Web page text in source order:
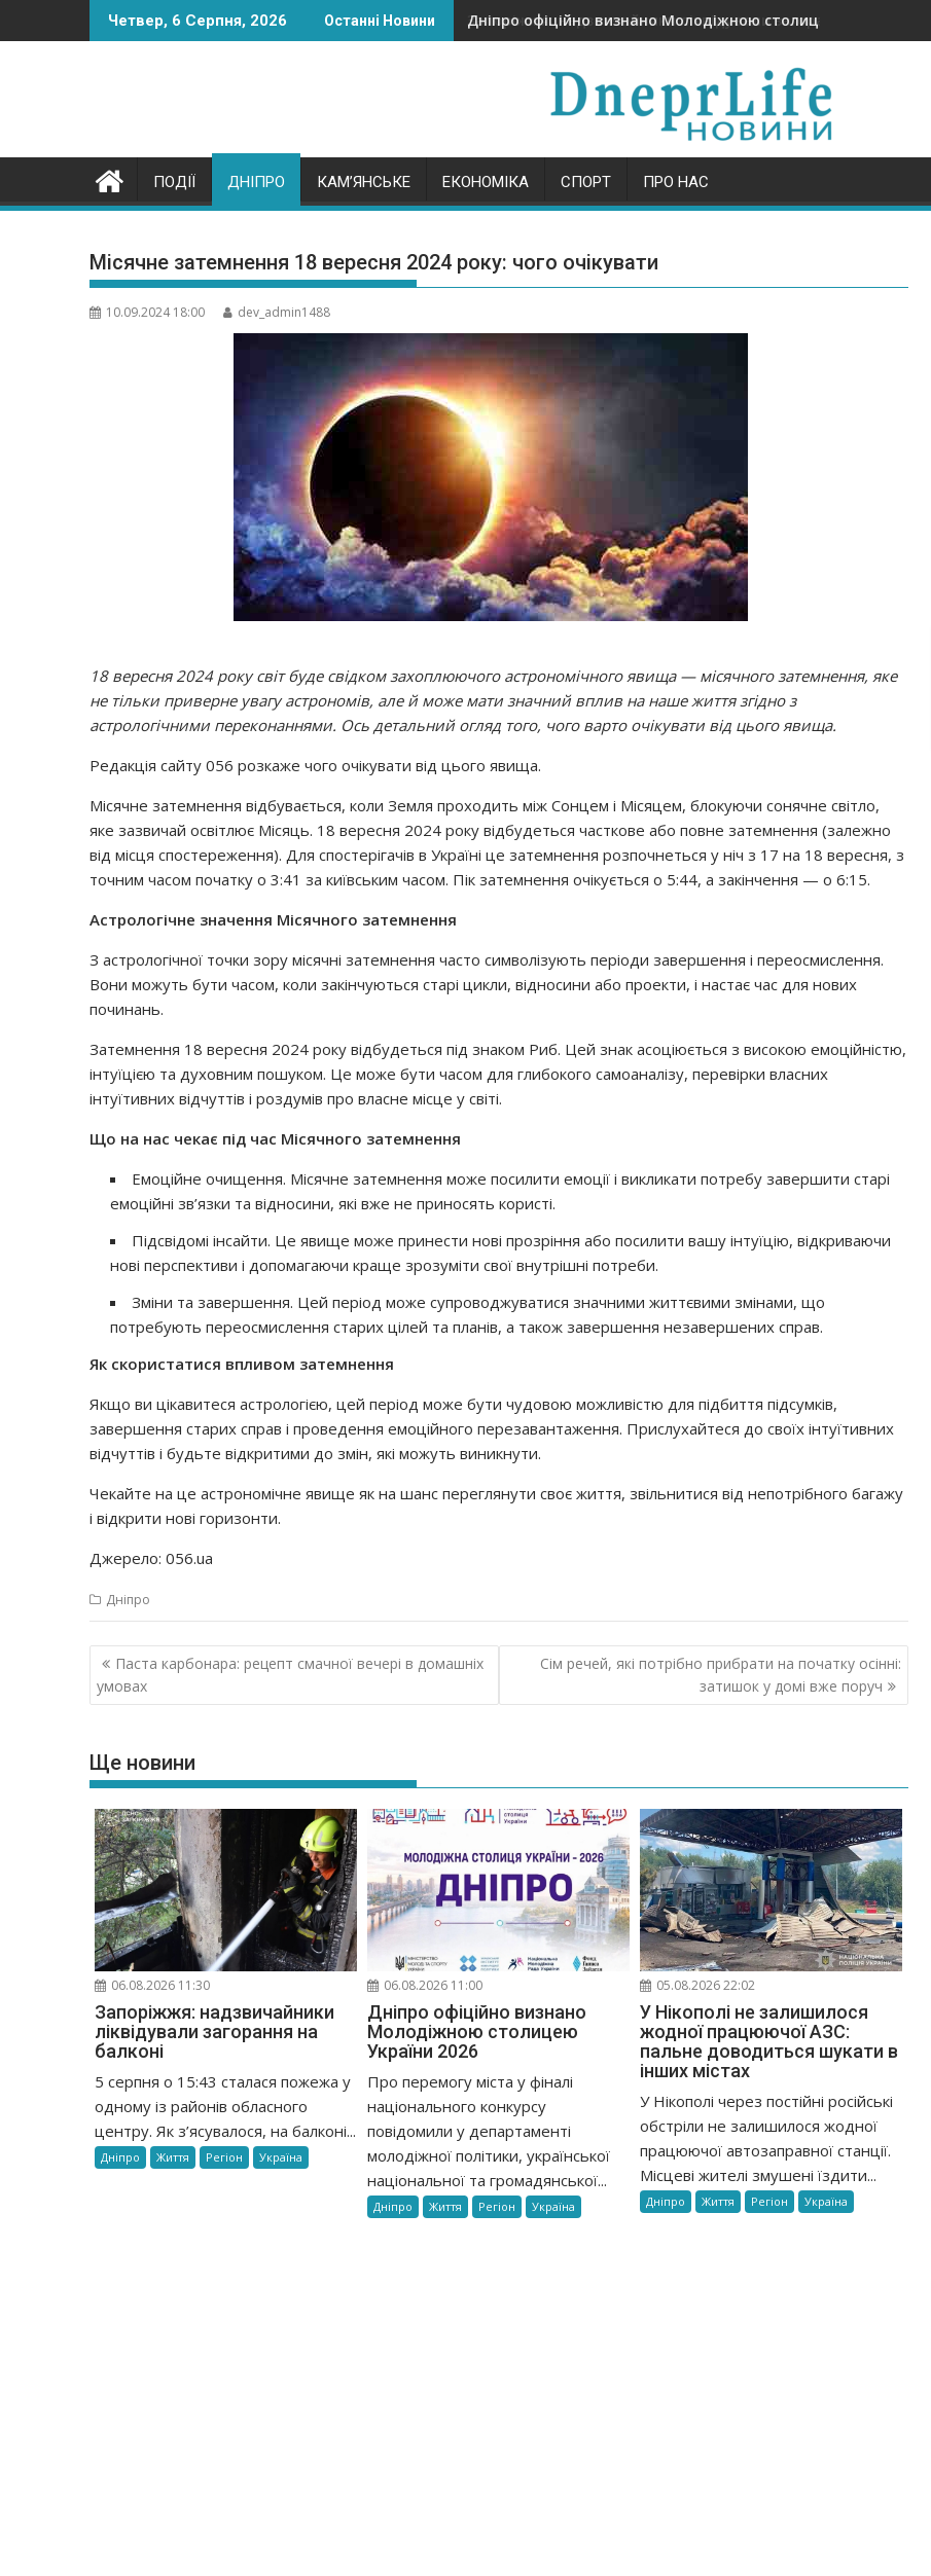
to
Четвер, 6 Серпня, 2026 Останні Новини Дніпро офіційно визнано Молодіжною столицею України 2026
ПОДІЇ ДНІПРО КАМ’ЯНСЬКЕ ЕКОНОМІКА СПОРТ ПРО НАС
Місячне затемнення 18 вересня 2024 року: чого очікувати
10.09.2024 18:00 dev_admin1488
18 вересня 2024 року світ буде свідком захоплюючого астрономічного явища — місячного затемнення, яке
не тільки приверне увагу астрономів, але й може мати значний вплив на наше життя згідно з
астрологічними переконаннями. Ось детальний огляд того, чого варто очікувати від цього явища.
Редакція сайту 056 розкаже чого очікувати від цього явища.
Місячне затемнення відбувається, коли Земля проходить між Сонцем і Місяцем, блокуючи сонячне світло,
яке зазвичай освітлює Місяць. 18 вересня 2024 року відбудеться часткове або повне затемнення (залежно
від місця спостереження). Для спостерігачів в Україні це затемнення розпочнеться у ніч з 17 на 18 вересня, з
точним часом початку о 3:41 за київським часом. Пік затемнення очікується о 5:44, а закінчення — о 6:15.
Астрологічне значення Місячного затемнення
З астрологічної точки зору місячні затемнення часто символізують періоди завершення і переосмислення.
Вони можуть бути часом, коли закінчуються старі цикли, відносини або проекти, і настає час для нових
починань.
Затемнення 18 вересня 2024 року відбудеться під знаком Риб. Цей знак асоціюється з високою емоційністю,
інтуїцією та духовним пошуком. Це може бути часом для глибокого самоаналізу, перевірки власних
інтуїтивних відчуттів і роздумів про власне місце у світі.
Що на нас чекає під час Місячного затемнення
Емоційне очищення. Місячне затемнення може посилити емоції і викликати потребу завершити старі
емоційні зв’язки та відносини, які вже не приносять користі.
Підсвідомі інсайти. Це явище може принести нові прозріння або посилити вашу інтуїцію, відкриваючи
нові перспективи і допомагаючи краще зрозуміти свої внутрішні потреби.
Зміни та завершення. Цей період може супроводжуватися значними життєвими змінами, що
потребують переосмислення старих цілей та планів, а також завершення незавершених справ.
Як скористатися впливом затемнення
Якщо ви цікавитеся астрологією, цей період може бути чудовою можливістю для підбиття підсумків,
завершення старих справ і проведення емоційного перезавантаження. Прислухайтеся до своїх інтуїтивних
відчуттів і будьте відкритими до змін, які можуть виникнути.
Чекайте на це астрономічне явище як на шанс переглянути своє життя, звільнитися від непотрібного багажу
і відкрити нові горизонти.
Джерело: 056.ua
Дніпро
Навігація
записів
Паста карбонара: рецепт смачної вечері в домашніх
умовах
Сім речей, які потрібно прибрати на початку осінні:
затишок у домі вже поруч
Ще новини
06.08.2026 11:30
Запоріжжя: надзвичайники
ліквідували загорання на
балконі
5 серпня о 15:43 сталася пожежа у
одному із районів обласного
центру. Як з’ясувалося, на балконі...
Дніпро Життя Регіон Україна
06.08.2026 11:00
Дніпро офіційно визнано
Молодіжною столицею
України 2026
Про перемогу міста у фіналі
національного конкурсу
повідомили у департаменті
молодіжної політики, української
національної та громадянської...
Дніпро Життя Регіон Україна
05.08.2026 22:02
У Нікополі не залишилося
жодної працюючої АЗС:
пальне доводиться шукати в
інших містах
У Нікополі через постійні російські
обстріли не залишилося жодної
працюючої автозаправної станції.
Місцеві жителі змушені їздити...
Дніпро Життя Регіон Україна